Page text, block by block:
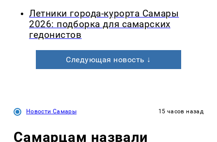
Летники города-курорта Самары
2026: подборка для самарских
гедонистов
Следующая новость ↓
Новости Самары 15 часов назад
Самарцам назвали